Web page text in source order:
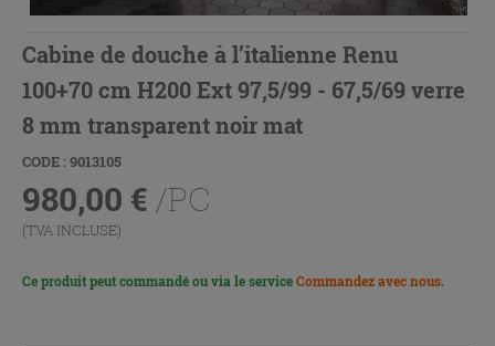
Cabine de douche à l’italienne Renu
100+70 cm H200 Ext 97,5/99 - 67,5/69 verre
8 mm transparent noir mat
CODE : 9013105
980,00 € /PC
(TVA INCLUSE)
Ce produit peut commandé ou via le serviceCommandez avec nous.